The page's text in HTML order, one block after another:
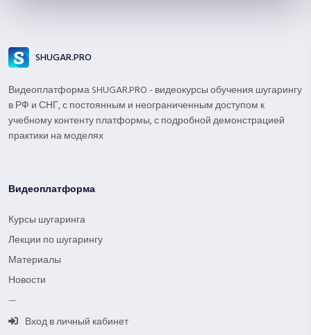
SHUGAR.PRO
Видеоплатформа SHUGAR.PRO - видеокурсы обучения шугарингу
в РФ и СНГ, с постоянным и неограниченным доступом к
учебному контенту платформы, с подробной демонстрацией
практики на моделях
Видеоплатформа
Курсы шугаринга
Лекции по шугарингу
Материалы
Новости
—
Вход в личный кабинет